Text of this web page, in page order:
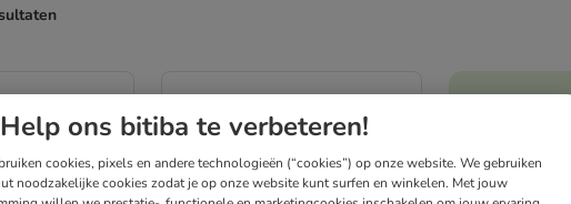
Help ons bitiba te verbeteren!
cookies, pixels en andere technologieën (“cookies”) op onze website. We gebruiken
noodzakelijke cookies zodat je op onze website kunt surfen en winkelen. Met jouw